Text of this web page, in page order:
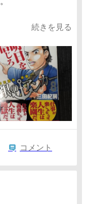
続きを見る
コメント